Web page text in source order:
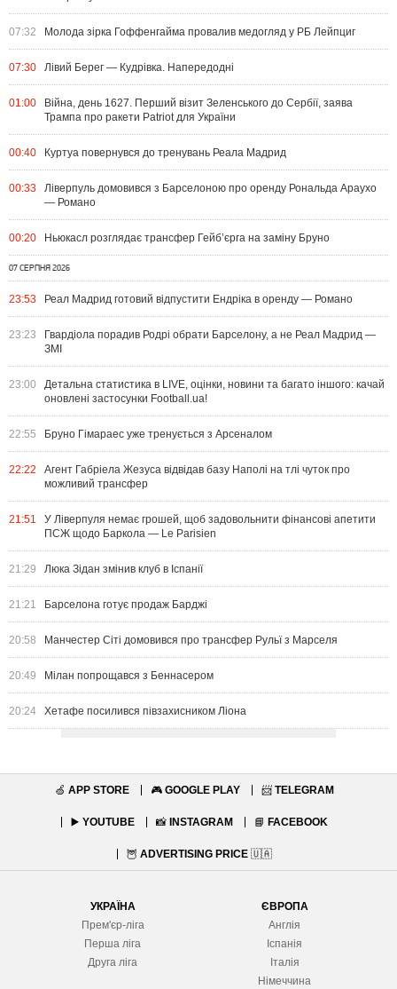
07:32 Молода зірка Гоффенгайма провалив медогляд у РБ Лейпциг
07:30 Лівий Берег — Кудрівка. Напередодні
01:00
Війна, день 1627. Перший візит Зеленського до Сербії, заява
Трампа про ракети Patriot для України
00:40 Куртуа повернувся до тренувань Реала Мадрид
00:33
Ліверпуль домовився з Барселоною про оренду Рональда Араухо
— Романо
00:20 Ньюкасл розглядає трансфер Гейб’єрга на заміну Бруно
07 СЕРПНЯ 2026
23:53 Реал Мадрид готовий відпустити Ендріка в оренду — Романо
23:23
Гвардіола порадив Родрі обрати Барселону, а не Реал Мадрид —
ЗМІ
23:00
Детальна статистика в LIVE, оцінки, новини та багато іншого: качай
оновлені застосунки Football.ua!
22:55 Бруно Гімараес уже тренується з Арсеналом
22:22
Агент Габріела Жезуса відвідав базу Наполі на тлі чуток про
можливий трансфер
21:51
У Ліверпуля немає грошей, щоб задовольнити фінансові апетити
ПСЖ щодо Баркола — Le Parisien
21:29 Люка Зідан змінив клуб в Іспанії
21:21 Барселона готує продаж Барджі
20:58 Манчестер Сіті домовився про трансфер Рульї з Марселя
20:49 Мілан попрощався з Беннасером
20:24 Хетафе посилився півзахисником Ліона
🍏 APP STORE 🎮 GOOGLE PLAY 📨 TELEGRAM
▶️ YOUTUBE 📸 INSTAGRAM 📘 FACEBOOK
🦉 ADVERTISING PRICE 🇺🇦
УКРАЇНА
Прем'єр-ліга
Перша ліга
Друга ліга
ЄВРОПА
Англія
Іспанія
Італія
Німеччина